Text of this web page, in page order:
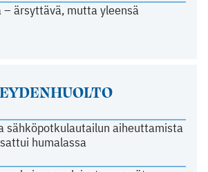
– ärsyttävä, mutta yleensä
sähköpotkulautailun aiheuttamista
humalassa